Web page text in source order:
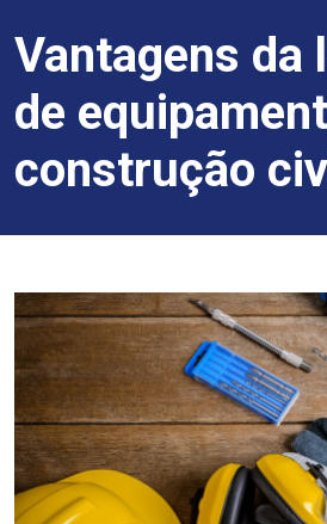
Vantagens da
de
construção